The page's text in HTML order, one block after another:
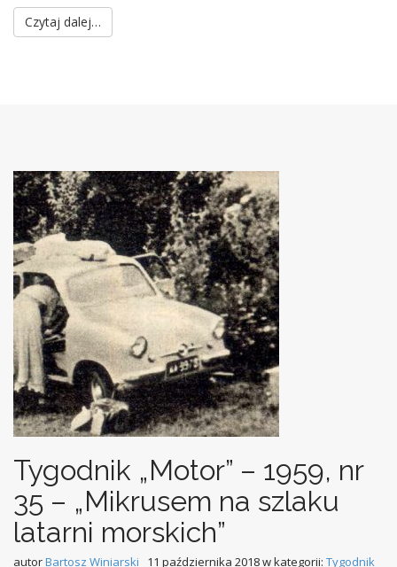
Czytaj dalej…
Tygodnik „Motor” – 1959, nr
35 – „Mikrusem na szlaku
latarni morskich”
autorBartosz Winiarski 11 października 2018w kategorii: Tygodnik